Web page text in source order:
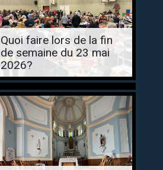
Quoi faire lors de la fin
de semaine du 23 mai
2026?